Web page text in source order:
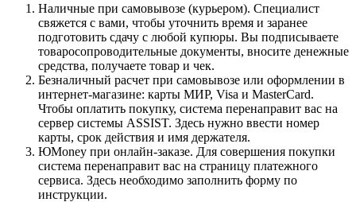
Наличные при самовывозе (курьером). Специалист
свяжется с вами, чтобы уточнить время и заранее
подготовить сдачу с любой купюры. Вы подписываете
товаросопроводительные документы, вносите денежные
средства, получаете товар и чек.
Безналичный расчет при самовывозе или оформлении в
интернет-магазине: карты МИР, Visa и MasterCard.
Чтобы оплатить покупку, система перенаправит вас на
сервер системы ASSIST. Здесь нужно ввести номер
карты, срок действия и имя держателя.
ЮMoney при онлайн-заказе. Для совершения покупки
система перенаправит вас на страницу платежного
сервиса. Здесь необходимо заполнить форму по
инструкции.